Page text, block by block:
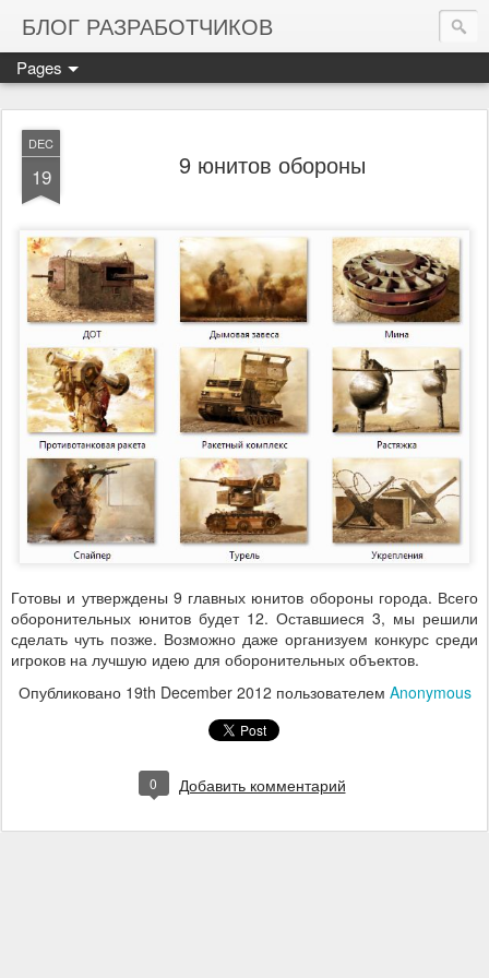
БЛОГ РАЗРАБОТЧИКОВ
Pages
DEC
19 9 юнитов обороны
Готовы и утверждены 9 главных юнитов обороны города. Всего
оборонительных юнитов будет 12. Оставшиеся 3, мы решили
сделать чуть позже. Возможно даже организуем конкурс среди
игроков на лучшую идею для оборонительных объектов.
Опубликовано 19th December 2012 пользователем Anonymous
0 Добавить комментарий